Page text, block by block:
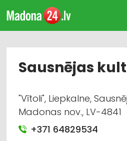
Sausnējas
"Vītoli", Liepkalne,
Madonas nov., LV-4841
+371 64829534